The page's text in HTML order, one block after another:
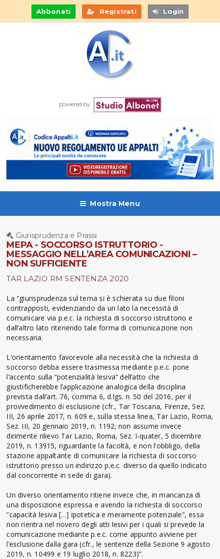
Abbonati Registrati Login
powered by
Mostra Menu
Giurisprudenza e Prassi
MEPA - SOCCORSO ISTRUTTORIO -
MESSAGGIO NELL’AREA COMUNICAZIONI –
NON SUFFICIENTE
TAR LAZIO RM SENTENZA 2020
La “giurisprudenza sul tema si è schierata su due filoni
contrapposti, evidenziando da un lato la necessità di
comunicare via p.e.c. la richiesta di soccorso istruttorio e
dall’altro lato ritenendo tale forma di comunicazione non
necessaria.
L’orientamento favorevole alla necessità che la richiesta di
soccorso debba essere trasmessa mediante p.e.c. pone
l’accento sulla “potenzialità lesiva” dell’atto che
giustificherebbe l’applicazione analogica della disciplina
prevista dall’art. 76, comma 6, d.lgs. n. 50 del 2016, per il
provvedimento di esclusione (cfr., Tar Toscana, Firenze, Sez.
III, 26 aprile 2017, n. 609 e, sulla stessa linea, Tar Lazio, Roma,
Sez. III, 20 gennaio 2019, n. 1192; non assume invece
dirimente rilievo Tar Lazio, Roma, Sez. I-quater, 5 dicembre
2019, n. 13915, riguardante la facoltà, e non l’obbligo, della
stazione appaltante di comunicare la richiesta di soccorso
istruttorio presso un indirizzo p.e.c. diverso da quello indicato
dal concorrente in sede di gara).
Un diverso orientamento ritiene invece che, in mancanza di
una disposizione espressa e avendo la richiesta di soccorso
“capacità lesiva […] ipotetica e meramente potenziale”, essa
non rientra nel novero degli atti lesivi per i quali si prevede la
comunicazione mediante p.e.c. come appunto avviene per
l’esclusione dalla gara (cfr., le sentenze della Sezione 9 agosto
2019, n. 10499 e 19 luglio 2018, n. 8223)”.